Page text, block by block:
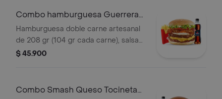
Combo hamburguesa Guerrera
urbano
Hamburguesa doble carne artesanal
de 208 gr (104 gr cada carne), salsa
de tomate, doble tajada cheddar,
salsa presto y bebida 400 ml
$ 45.900
Combo Smash Queso Tocineta